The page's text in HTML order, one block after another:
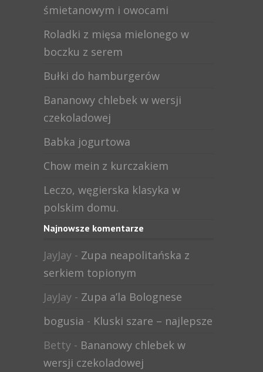
śmietanowym i owocami
Roladki z mięsa mielonego w
boczku z serem
Bułki do hamburgerów
Bananowy chlebek w wersji
czekoladowej
Babka jogurtowa
Chow mein z kurczakiem
Leczo, węgierska klasyka w
polskim domu.
Najnowsze komentarze
JayJay - Zupa neapolitańska z
serkiem topionym
JayJay - Zupa a’la Bolognese
bogusia - Kluski szare – najlepsze
Betty - Bananowy chlebek w
wersji czekoladowej